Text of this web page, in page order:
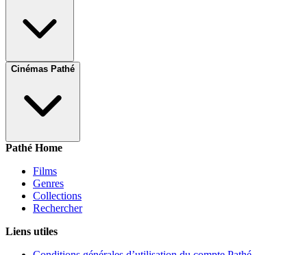
Cinémas Pathé
Pathé Home
Films
Genres
Collections
Rechercher
Liens utiles